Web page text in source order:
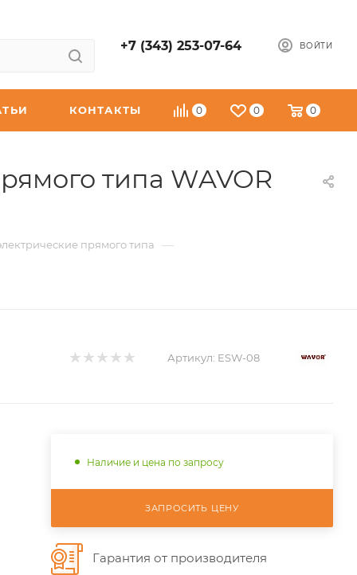
+7 (343) 253-07-64 ВОЙТИ
0 0 0
КОНТАКТЫ
типа WAVOR
прямого типа —
Артикул: ESW-08
Наличие и цена по запросу
ЗАПРОСИТЬ ЦЕНУ
Гарантия от производителя